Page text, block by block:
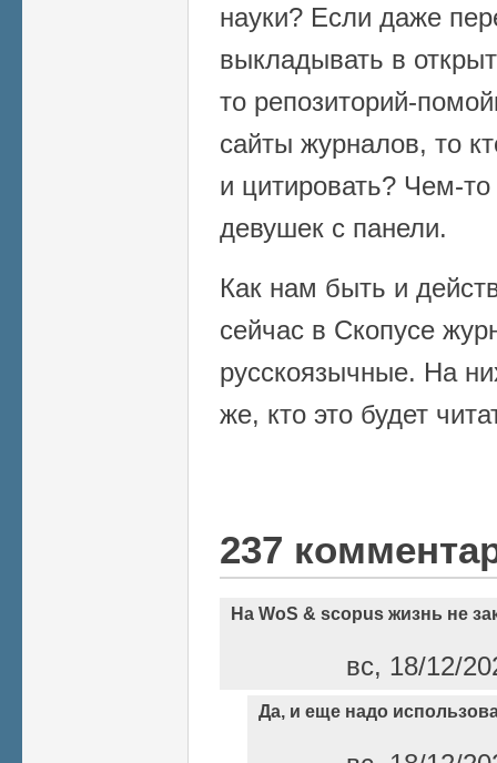
науки? Если даже
выкладывать в
то репозиторий-
сайты журналов, то
и цитировать? Чем-
девушек с панели.
Как нам быть и
сейчас в Скопусе
русскоязычные. На
же, кто это будет
237
На WoS & scopus жизнь не
вс, 18/12/
Да, и еще надо